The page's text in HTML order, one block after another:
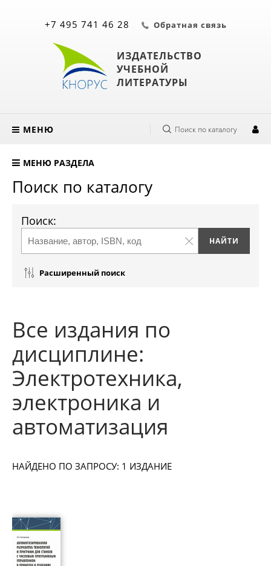
ИЗДАТЕЛЬСТВО
УЧЕБНОЙ
ЛИТЕРАТУРЫ
+7 495 741 46 28 Обратная связь
МЕНЮ Поиск по каталогу
МЕНЮ РАЗДЕЛА
Поиск по каталогу
Поиск:
Расширенный поиск
Все издания по
дисциплине:
Электротехника,
электроника и
автоматизация
НАЙДЕНО ПО ЗАПРОСУ: 1 ИЗДАНИЕ